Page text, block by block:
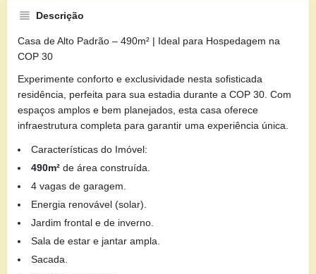
Descrição
Casa de Alto Padrão – 490m² | Ideal para Hospedagem na
COP 30
Experimente conforto e exclusividade nesta sofisticada
residência, perfeita para sua estadia durante a COP 30. Com
espaços amplos e bem planejados, esta casa oferece
infraestrutura completa para garantir uma experiência única.
Características do Imóvel:
490m² de área construída.
4 vagas de garagem.
Energia renovável (solar).
Jardim frontal e de inverno.
Sala de estar e jantar ampla.
Sacada.